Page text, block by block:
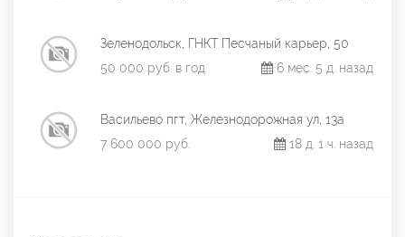
Зеленодольск, ГНКТ Песчаный карьер, 50
50 000 руб. в год
6 мес. 5 д. назад
Васильево пгт, Железнодорожная ул, 13а
7 600 000 руб.
18 д. 1 ч. назад